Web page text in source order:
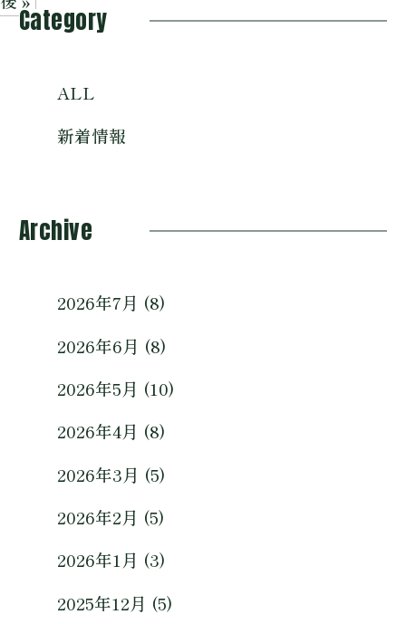
Category
ALL
新着情報
Archive
2026年7月 (8)
2026年6月 (8)
2026年5月 (10)
2026年4月 (8)
2026年3月 (5)
2026年2月 (5)
2026年1月 (3)
2025年12月 (5)